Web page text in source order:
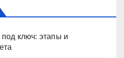
ключ: этапы и